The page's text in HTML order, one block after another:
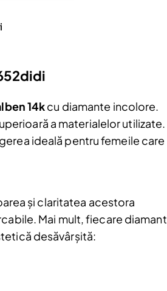
14kcu diamante incolore.
a materialelor utilizate.
ideală pentru femeile care
și claritatea acestora
Mai mult, fiecare diamant
desăvârșită: